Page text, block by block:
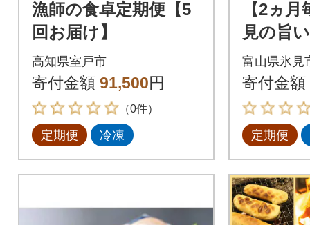
漁師の食卓定期便【5
回お届け】
高知県室戸市
寄付金額 91,500円
（0件）
定期便 冷凍
【2ヵ
見の旨
見ぶり
布〆刺
ん・ほ
富山県氷見
寄付金額
定期便